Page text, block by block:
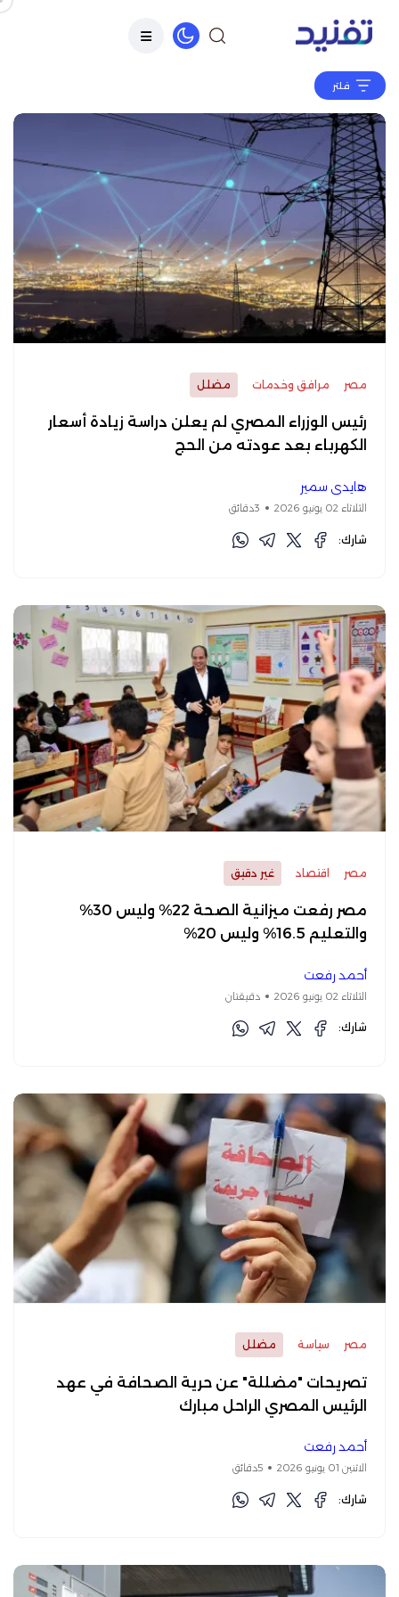
فلتر
مصر مرافق وخدمات مضلل
رئيس الوزراء المصري لم يعلن دراسة زيادة أسعار
الكهرباء بعد عودته من الحج
هايدي سمير
الثلاثاء 02 يونيو 2026 3دقائق
شارك:
مصر اقتصاد غير دقيق
مصر رفعت ميزانية الصحة 22% وليس 30%
والتعليم 16.5% وليس 20%
أحمد رفعت
الثلاثاء 02 يونيو 2026 دقيقتان
شارك:
مصر سياسة مضلل
تصريحات "مضللة" عن حرية الصحافة في عهد
الرئيس المصري الراحل مبارك
أحمد رفعت
الاثنين 01 يونيو 2026 5دقائق
شارك: